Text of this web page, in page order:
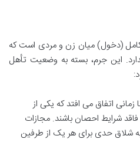
کامل (دخول) میان زن و مردی است که
این جرم، بسته به وضعیت تأهل
زمانی اتفاق می افتد که یکی از
شرایط احصان باشند. مجازات
شلاق حدی برای هر یک از طرفین